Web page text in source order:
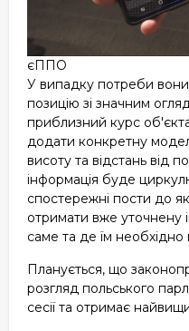
єППО
У випадку потреби вони
позицію зі значним
приблизний курс
додати конкретну
висоту та відстань від
інформація буде
спостережні пости до
отримати вже уточнену
саме та де їм необхідно
Планується, що
розгляд польського
сесії та отримає